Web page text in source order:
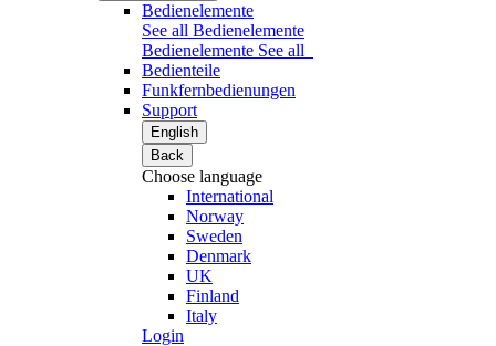
Bedienelemente
See all Bedienelemente
Bedienelemente See all
Bedienteile
Funkfernbedienungen
Support
English
Back
Choose language
International
Norway
Sweden
Denmark
UK
Finland
Italy
Login